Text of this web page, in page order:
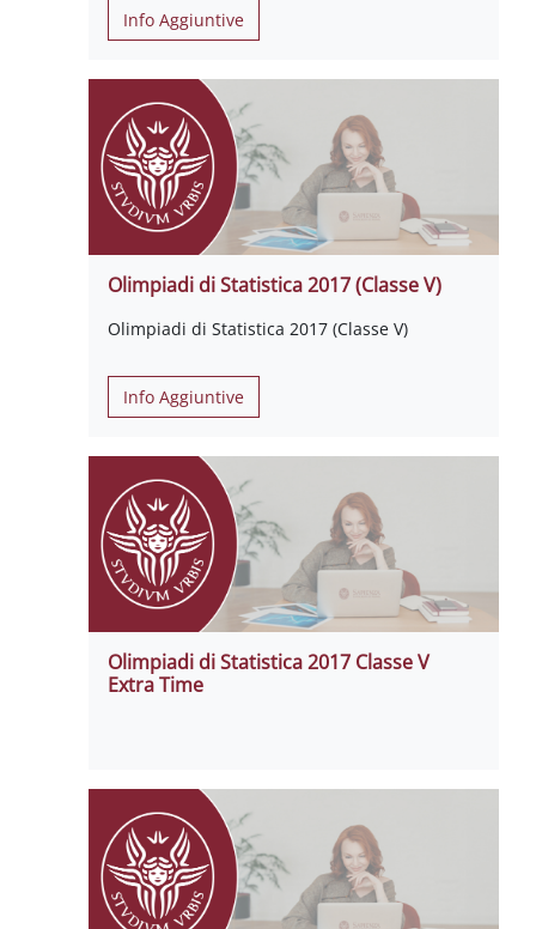
Info Aggiuntive
Olimpiadi di Statistica 2017 (Classe V)
Olimpiadi di Statistica 2017 (Classe V)
Info Aggiuntive
Olimpiadi di Statistica 2017 Classe V
Extra Time